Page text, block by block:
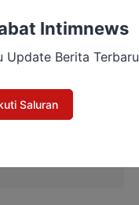
kegiatan
dengan Upacara
Intimnews
Update Berita Terbaru
Saluran